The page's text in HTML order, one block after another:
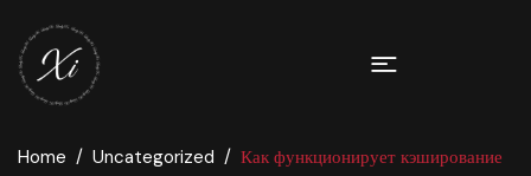
Home Uncategorized
Как функционирует кэширование